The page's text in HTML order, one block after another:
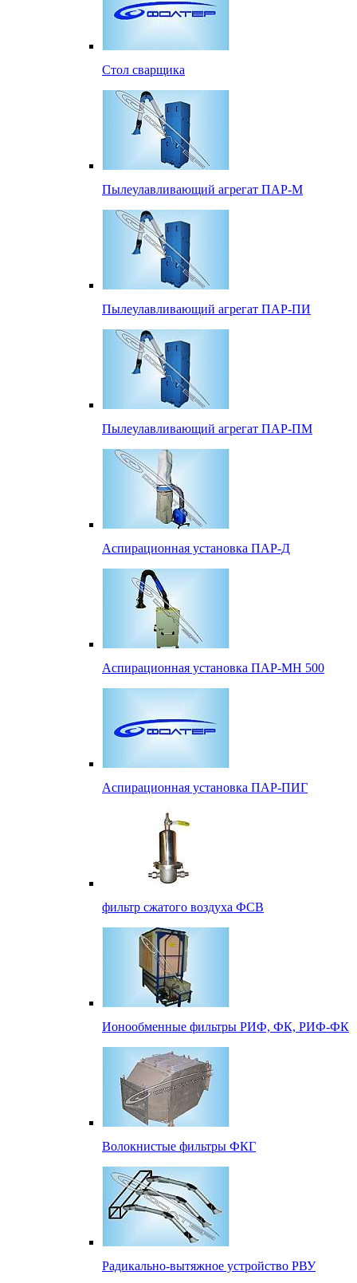
Стол сварщика
Пылеулавливающий агрегат ПАР-М
Пылеулавливающий агрегат ПАР-ПИ
Пылеулавливающий агрегат ПАР-ПМ
Аспирационная установка ПАР-Д
Аспирационная установка ПАР-МН 500
Аспирационная установка ПАР-ПИГ
фильтр сжатого воздуха ФСВ
Ионообменные фильтры РИФ, ФК, РИФ-ФК
Волокнистые фильтры ФКГ
Радикально-вытяжное устройство РВУ